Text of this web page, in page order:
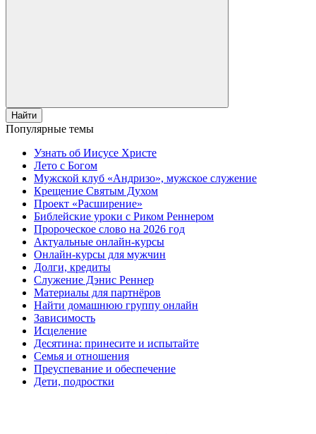
Найти
Популярные темы
Узнать об Иисусе Христе
Лето с Богом
Мужской клуб «Андризо», мужское служение
Крещение Святым Духом
Проект «Расширение»
Библейские уроки с Риком Реннером
Пророческое слово на 2026 год
Актуальные онлайн-курсы
Онлайн-курсы для мужчин
Долги, кредиты
Служение Дэнис Реннер
Материалы для партнёров
Найти домашнюю группу онлайн
Зависимость
Исцеление
Десятина: принесите и испытайте
Семья и отношения
Преуспевание и обеспечение
Дети, подростки